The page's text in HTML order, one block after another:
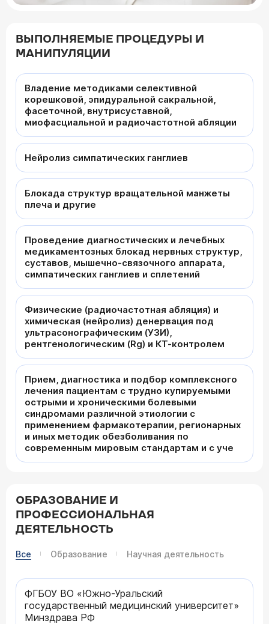
ВЫПОЛНЯЕМЫЕ ПРОЦЕДУРЫ И
МАНИПУЛЯЦИИ
Владение методиками селективной
корешковой, эпидуральной сакральной,
фасеточной, внутрисуставной,
миофасциальной и радиочастотной абляции
Нейролиз симпатических ганглиев
Блокада структур вращательной манжеты
плеча и другие
Проведение диагностических и лечебных
медикаментозных блокад нервных структур,
суставов, мышечно-связочного аппарата,
симпатических ганглиев и сплетений
Физические (радиочастотная абляция) и
химическая (нейролиз) денервация под
ультрасонографическим (УЗИ),
рентгенологическим (Rg) и КТ-контролем
Прием, диагностика и подбор комплексного
лечения пациентам с трудно купируемыми
острыми и хроническими болевыми
синдромами различной этиологии с
применением фармакотерапии, регионарных
и иных методик обезболивания по
современным мировым стандартам и с уче
ОБРАЗОВАНИЕ И
ПРОФЕССИОНАЛЬНАЯ
ДЕЯТЕЛЬНОСТЬ
Все Образование Научная деятельность
ФГБОУ ВО «Южно-Уральский
государственный медицинский университет»
Минздрава РФ